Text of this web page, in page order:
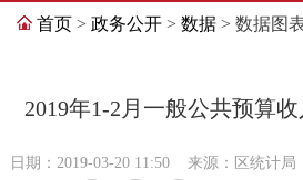
首页 > 政务公开 > 数据 > 数据图
2019年1-2月一般公共预算收
日期：2019-03-20 11:50 来源：区统计局